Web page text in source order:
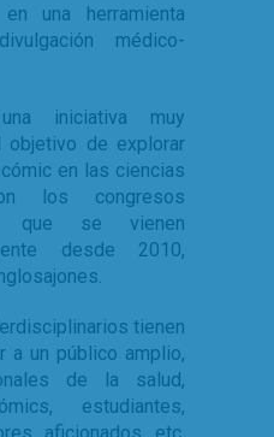
una herramienta
médico-
iniciativa muy
objetivo de explorar
en las ciencias
los congresos
que se vienen
desde 2010,
tienen
a un público amplio,
de la salud,
estudiantes,